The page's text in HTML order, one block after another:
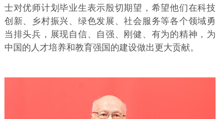
士对优师计划毕业生表示殷切期望，希望他们在科技
创新、乡村振兴、绿色发展、社会服务等各个领域勇
当排头兵，展现自信、自强、刚健、有为的精神，为
中国的人才培养和教育强国的建设做出更大贡献。